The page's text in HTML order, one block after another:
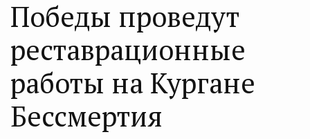
Победы проведут
реставрационные
работы на Кургане
Бессмертия